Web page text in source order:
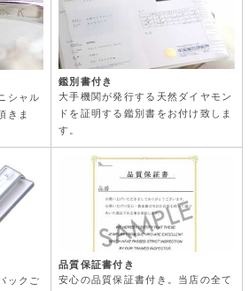
シャル
きま
鑑別書付き
大手機関が発行する天然ダイヤモン
ドを証明する鑑別書をお付け致しま
す。
ックご
品質保証書付き
安心の品質保証書付き。当店の全て